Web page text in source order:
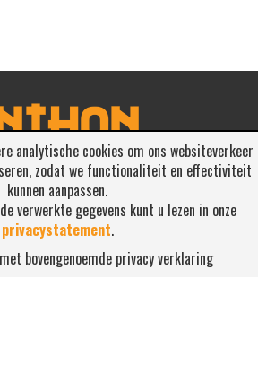
analytische cookies om ons websiteverkeer
zodat we functionaliteit en effectiviteit
kunnen aanpassen.
verwerkte gegevens kunt u lezen in onze
privacystatement.
bovengenoemde privacy verklaring